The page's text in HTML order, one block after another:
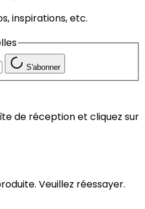
inspirations, etc.
S'abonner
de réception et cliquez sur
Veuillez réessayer.